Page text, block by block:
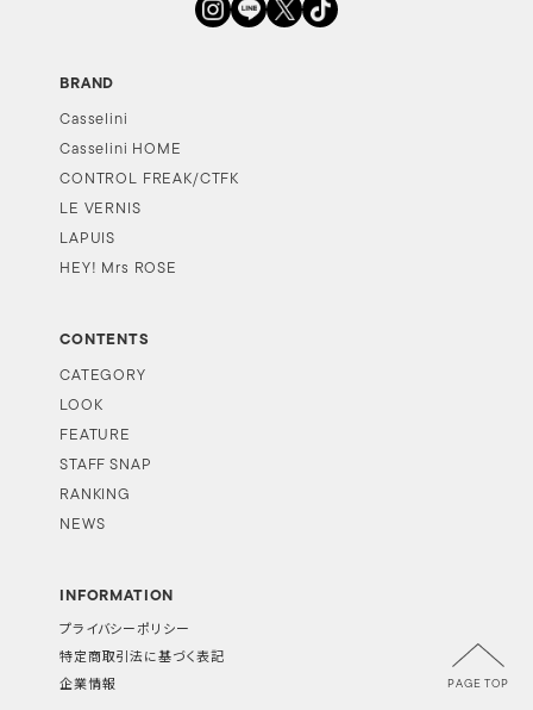
BRAND
Casselini
Casselini HOME
CONTROL FREAK/CTFK
LE VERNIS
LAPUIS
HEY! Mrs ROSE
CONTENTS
CATEGORY
LOOK
FEATURE
STAFF SNAP
RANKING
NEWS
INFORMATION
プライバシーポリシー
特定商取引法に基づく表記
企業情報 PAGE TOP